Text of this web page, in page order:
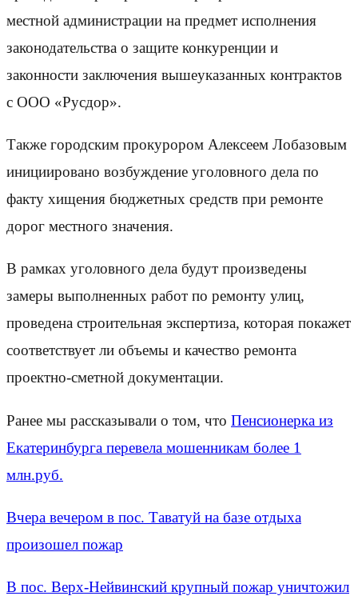
местной администрации на предмет исполнения
законодательства о защите конкуренции и
законности заключения вышеуказанных контрактов
с ООО «Русдор».
Также городским прокурором Алексеем Лобазовым
инициировано возбуждение уголовного дела по
факту хищения бюджетных средств при ремонте
дорог местного значения.
В рамках уголовного дела будут произведены
замеры выполненных работ по ремонту улиц,
проведена строительная экспертиза, которая покажет
соответствует ли объемы и качество ремонта
проектно-сметной документации.
Ранее мы рассказывали о том, что Пенсионерка из
Екатеринбурга перевела мошенникам более 1
млн.руб.
Вчера вечером в пос. Таватуй на базе отдыха
произошел пожар
В пос. Верх-Нейвинский крупный пожар уничтожил